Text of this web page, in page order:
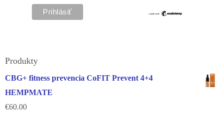
Produkty
CBG+ fitness prevencia CoFIT Prevent 4+4
HEMPMATE
€60.00